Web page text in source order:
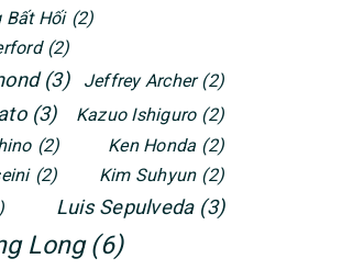
Bất Hối (2)
(2)
(3) Jeffrey Archer (2)
(3) Kazuo Ishiguro (2)
(2) Ken Honda (2)
(2) Kim Suhyun (2)
Luis Sepulveda (3)
Long (6)